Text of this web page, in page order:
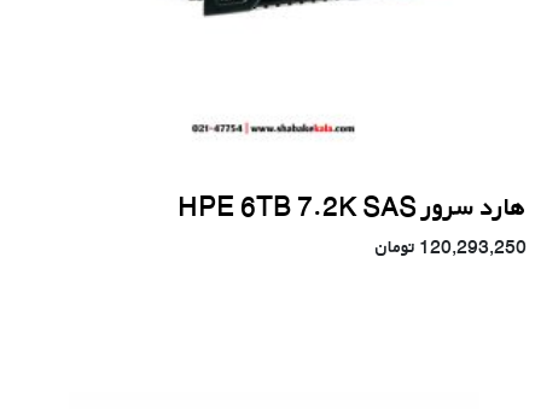
هارد سرور HPE 6TB 7.2K SAS
120,293,250 تومان